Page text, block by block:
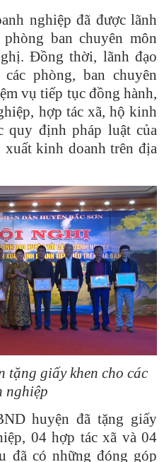
nghiệp đã được lãnh
ban chuyên môn
Đồng thời, lãnh đạo
phòng, ban chuyên
vụ tiếp tục đồng hành,
hợp tác xã, hộ kinh
quy định pháp luật của
xuất kinh doanh trên địa
tặng giấy khen cho các
nghiệp
huyện đã tặng giấy
04 hợp tác xã và 04
đã có những đóng góp